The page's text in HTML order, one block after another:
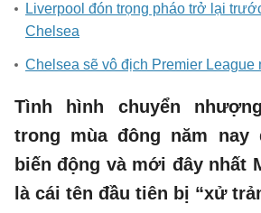
Liverpool đón trọng pháo trở lại
Chelsea
Chelsea sẽ vô địch Premier
Tình hình chuyển
trong mùa đông năm nay
biến động và mới đây nhất
là cái tên đầu tiên bị “xử